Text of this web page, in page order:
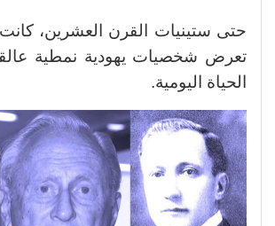
حتى ستينيات القرن العشرين، كانت
تعرض شخصيات يهودية نمطية
الحياة اليومية.